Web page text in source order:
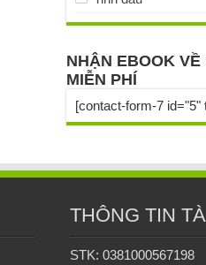
NHẬN EBOOK
MIỄN PHÍ
[contact-form-7 id="5"
THÔNG TIN
STK: 0381000567198